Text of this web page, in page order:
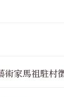
家馬祖駐村徵